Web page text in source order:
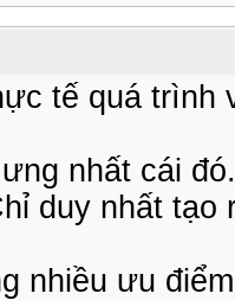
tế quá trình
nhất cái
duy nhất tạo
nhiều ưu